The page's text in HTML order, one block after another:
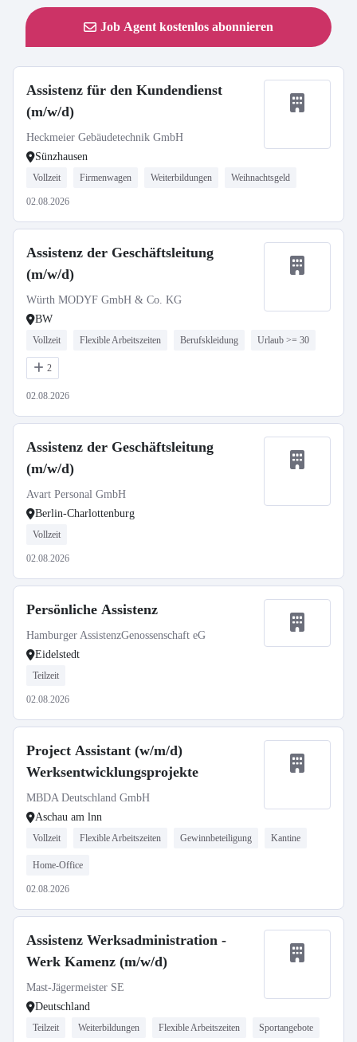
Job Agent kostenlos abonnieren
Assistenz für den Kundendienst
(m/w/d)
Heckmeier Gebäudetechnik GmbH
Sünzhausen
Vollzeit Firmenwagen Weiterbildungen Weihnachtsgeld
02.08.2026
Assistenz der Geschäftsleitung
(m/w/d)
Würth MODYF GmbH & Co. KG
BW
Vollzeit Flexible Arbeitszeiten Berufskleidung Urlaub >= 30
2
02.08.2026
Assistenz der Geschäftsleitung
(m/w/d)
Avart Personal GmbH
Berlin-Charlottenburg
Vollzeit
02.08.2026
Persönliche Assistenz
Hamburger AssistenzGenossenschaft eG
Eidelstedt
Teilzeit
02.08.2026
Project Assistant (w/m/d)
Werksentwicklungsprojekte
MBDA Deutschland GmbH
Aschau am lnn
Vollzeit Flexible Arbeitszeiten Gewinnbeteiligung Kantine
Home-Office
02.08.2026
Assistenz Werksadministration -
Werk Kamenz (m/w/d)
Mast-Jägermeister SE
Deutschland
Teilzeit Weiterbildungen Flexible Arbeitszeiten Sportangebote